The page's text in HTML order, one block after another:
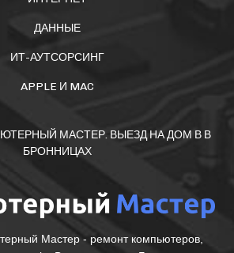
ДАННЫЕ
ИТ-АУТСОРСИНГ
APPLE И MAC
МАСТЕР. ВЫЕЗД НА ДОМ В В
БРОННИЦАХ
Мастер - ремонт компьютеров,